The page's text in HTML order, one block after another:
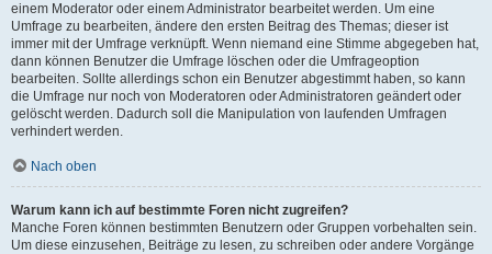
einem Moderator oder einem Administrator bearbeitet werden. Um eine
Umfrage zu bearbeiten, ändere den ersten Beitrag des Themas; dieser ist
immer mit der Umfrage verknüpft. Wenn niemand eine Stimme abgegeben hat,
dann können Benutzer die Umfrage löschen oder die Umfrageoption
bearbeiten. Sollte allerdings schon ein Benutzer abgestimmt haben, so kann
die Umfrage nur noch von Moderatoren oder Administratoren geändert oder
gelöscht werden. Dadurch soll die Manipulation von laufenden Umfragen
verhindert werden.
Nach oben
Warum kann ich auf bestimmte Foren nicht zugreifen?
Manche Foren können bestimmten Benutzern oder Gruppen vorbehalten sein.
Um diese einzusehen, Beiträge zu lesen, zu schreiben oder andere Vorgänge